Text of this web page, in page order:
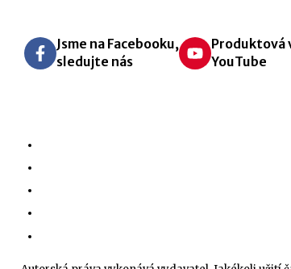
Jsme na Facebooku,
sledujte nás
Produktová
YouTube